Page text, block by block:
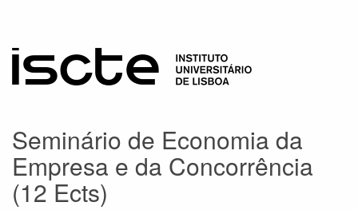
Seminário de Economia da
Empresa e da Concorrência
(12 Ects)